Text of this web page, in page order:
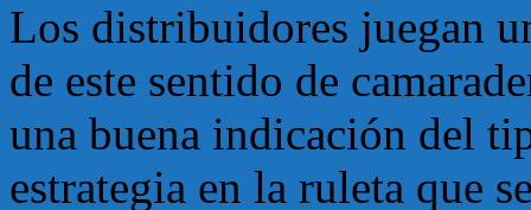
Los distribuidores juegan
de este sentido de
una buena indicación del
estrategia en la ruleta que